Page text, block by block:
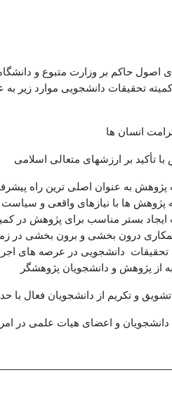
اصول حاکم بر وزارت متبوع و
کمیته تحقیقات دانشجویی موارد زیر